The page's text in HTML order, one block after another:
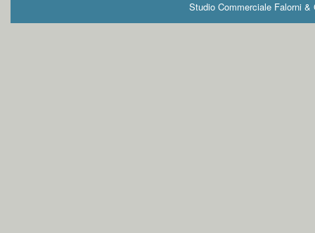
Studio Commerciale Falorni